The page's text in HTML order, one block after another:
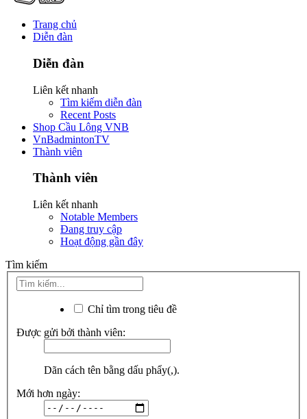
Trang chủ
Diễn đàn
Diễn đàn
Liên kết nhanh
Tìm kiếm diễn đàn
Recent Posts
Shop Cầu Lông VNB
VnBadmintonTV
Thành viên
Thành viên
Liên kết nhanh
Notable Members
Đang truy cập
Hoạt động gần đây
Tìm kiếm
Chỉ tìm trong tiêu đề
Được gửi bởi thành viên:
Dãn cách tên bằng dấu phẩy(,).
Mới hơn ngày: